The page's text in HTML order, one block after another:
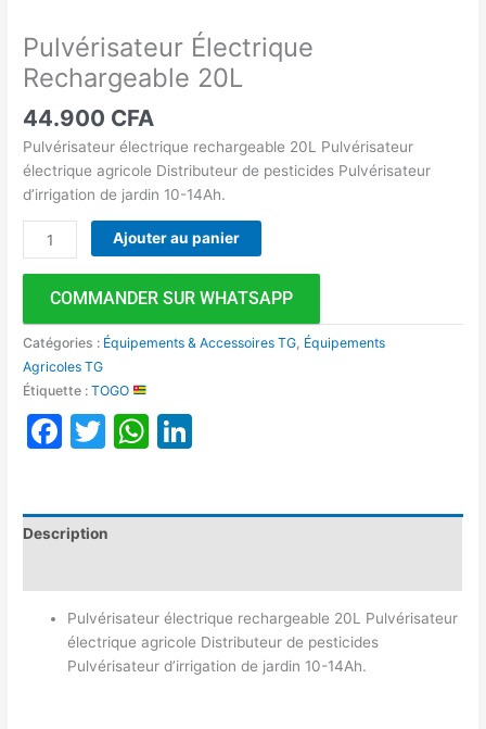
Pulvérisateur Électrique
Rechargeable 20L
44.900 CFA
Pulvérisateur électrique rechargeable 20L Pulvérisateur
électrique agricole Distributeur de pesticides Pulvérisateur
d’irrigation de jardin 10-14Ah.
Ajouter au panier
COMMANDER SUR WHATSAPP
Catégories : Équipements & Accessoires TG, Équipements
Agricoles TG
Étiquette :TOGO
Facebook
TwitterWhatsApp
Description
Pulvérisateur électrique rechargeable 20L Pulvérisateur
électrique agricole Distributeur de pesticides
Pulvérisateur d’irrigation de jardin 10-14Ah.